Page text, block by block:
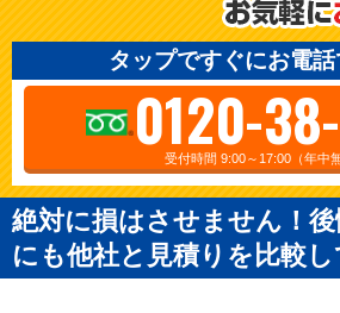
タップですぐにお電
0120-
受付時間 9:00～17:00（年中無
絶対に損はさせません！
にも他社と見積りを比較し